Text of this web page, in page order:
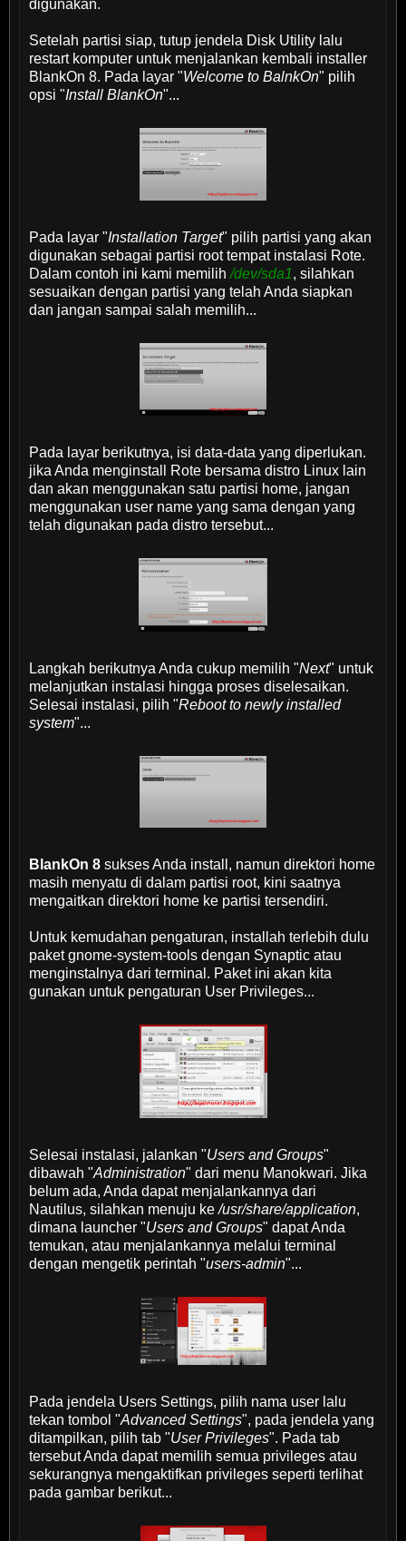
digunakan.
Setelah partisi siap, tutup jendela Disk Utility lalu
restart komputer untuk menjalankan kembali installer
BlankOn 8. Pada layar "Welcome to BalnkOn" pilih
opsi "Install BlankOn"...
Pada layar "Installation Target" pilih partisi yang akan
digunakan sebagai partisi root tempat instalasi Rote.
Dalam contoh ini kami memilih/dev/sda1, silahkan
sesuaikan dengan partisi yang telah Anda siapkan
dan jangan sampai salah memilih...
Pada layar berikutnya, isi data-data yang diperlukan.
jika Anda menginstall Rote bersama distro Linux lain
dan akan menggunakan satu partisi home, jangan
menggunakan user name yang sama dengan yang
telah digunakan pada distro tersebut...
Langkah berikutnya Anda cukup memilih "Next" untuk
melanjutkan instalasi hingga proses diselesaikan.
Selesai instalasi, pilih "Reboot to newly installed
system"...
BlankOn 8 sukses Anda install, namun direktori home
masih menyatu di dalam partisi root, kini saatnya
mengaitkan direktori home ke partisi tersendiri.
Untuk kemudahan pengaturan, installah terlebih dulu
paket gnome-system-tools dengan Synaptic atau
menginstalnya dari terminal. Paket ini akan kita
gunakan untuk pengaturan User Privileges...
Selesai instalasi, jalankan "Users and Groups"
dibawah "Administration" dari menu Manokwari. Jika
belum ada, Anda dapat menjalankannya dari
Nautilus, silahkan menuju ke/usr/share/application,
dimana launcher "Users and Groups" dapat Anda
temukan, atau menjalankannya melalui terminal
dengan mengetik perintah "users-admin"...
Pada jendela Users Settings, pilih nama user lalu
tekan tombol "Advanced Settings", pada jendela yang
ditampilkan, pilih tab "User Privileges". Pada tab
tersebut Anda dapat memilih semua privileges atau
sekurangnya mengaktifkan privileges seperti terlihat
pada gambar berikut...